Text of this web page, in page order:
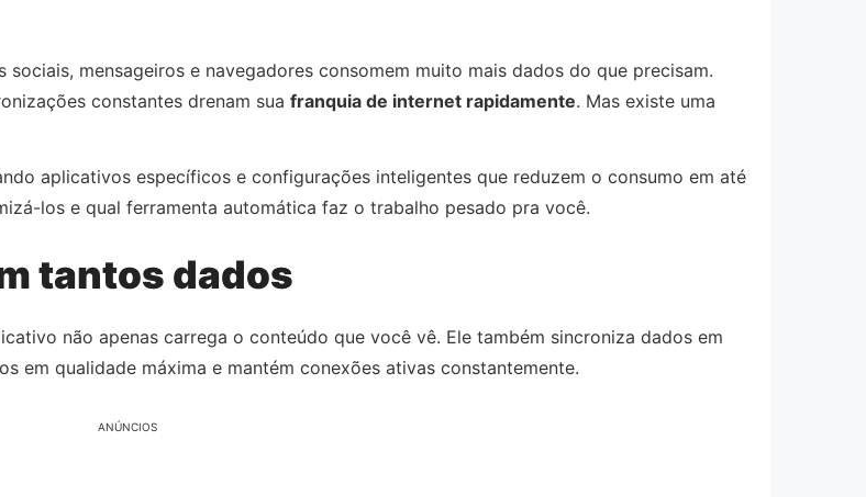
mensageiros e navegadores consomem muito mais dados do que precisam.
constantes drenam sua franquia de internet rapidamente. Mas existe uma
aplicativos específicos e configurações inteligentes que reduzem o consumo em até
los e qual ferramenta automática faz o trabalho pesado pra você.
tantos dados
não apenas carrega o conteúdo que você vê. Ele também sincroniza dados em
em qualidade máxima e mantém conexões ativas constantemente.
ANÚNCIOS